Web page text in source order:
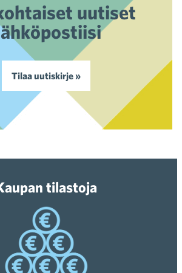
uutiset
Tilaa uutiskirje »
tilastoja